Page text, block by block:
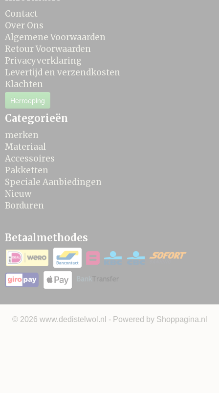
Contact
Over Ons
Algemene Voorwaarden
Retour Voorwaarden
Privacyverklaring
Levertijd en verzendkosten
Klachten
Herroeping
Categorieën
merken
Materiaal
Accessoires
Pakketten
Speciale Aanbiedingen
Nieuw
Borduren
Betaalmethodes
© 2026 www.dedistelwol.nl - Powered by Shoppagina.nl